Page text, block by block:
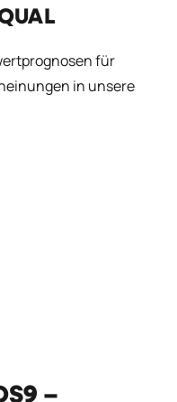
für
in unsere
–